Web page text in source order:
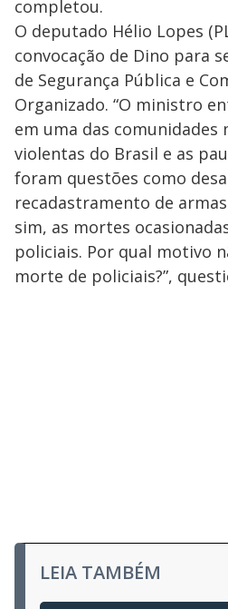
completou.
O deputado Hélio Lopes
convocação de Dino para
de Segurança Pública e
Organizado. “O ministro
em uma das comunidades
violentas do Brasil e as
foram questões como
recadastramento de
sim, as mortes
policiais. Por qual motivo
morte de policiais?”,
LEIA TAMBÉM